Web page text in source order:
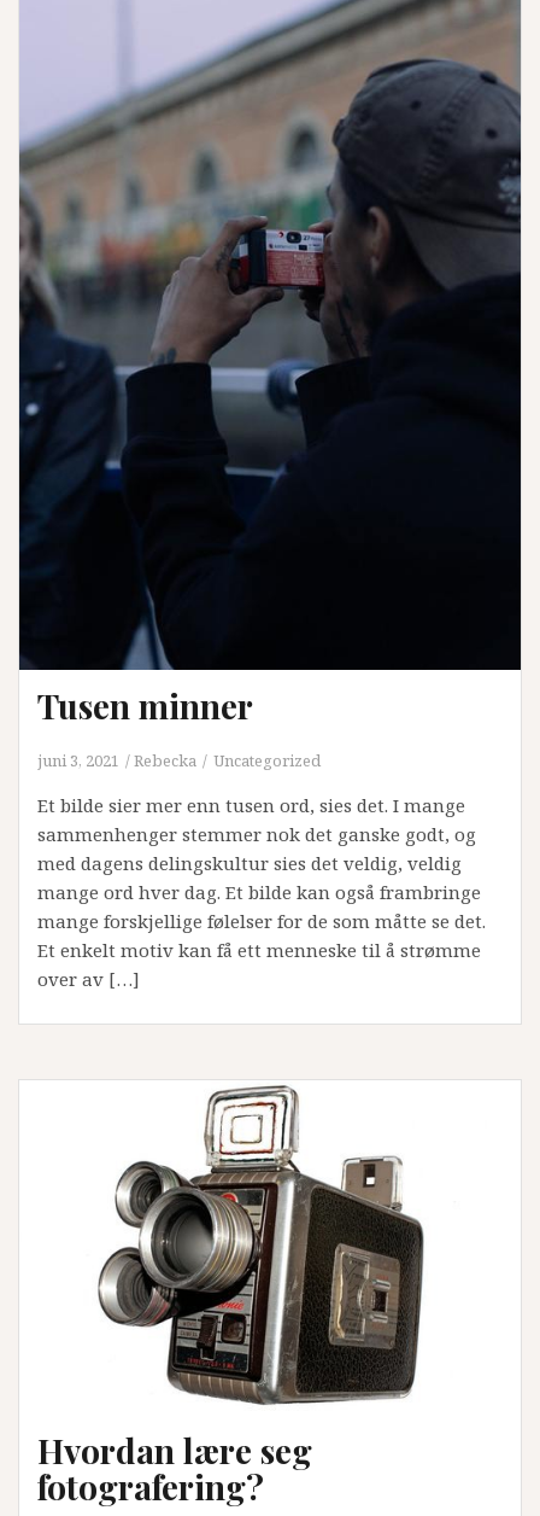
Tusen minner
juni 3, 2021 Rebecka Uncategorized
Et bilde sier mer enn tusen ord, sies det. I mange
sammenhenger stemmer nok det ganske godt, og
med dagens delingskultur sies det veldig, veldig
mange ord hver dag. Et bilde kan også frambringe
mange forskjellige følelser for de som måtte se det.
Et enkelt motiv kan få ett menneske til å strømme
over av […]
Hvordan lære seg
fotografering?